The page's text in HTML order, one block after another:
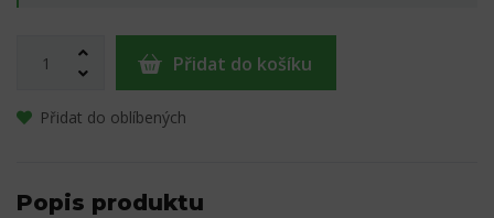
Přidat do košíku
Přidat do oblíbených
Popis produktu